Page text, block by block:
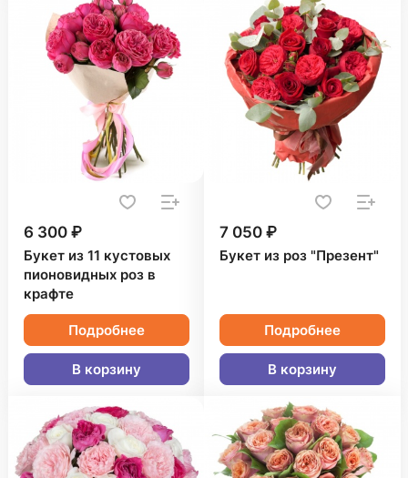
6 300 ₽
Букет из 11 кустовых
пионовидных роз в
крафте
Подробнее
В корзину
7 050 ₽
Букет из роз "Презент"
Подробнее
В корзину